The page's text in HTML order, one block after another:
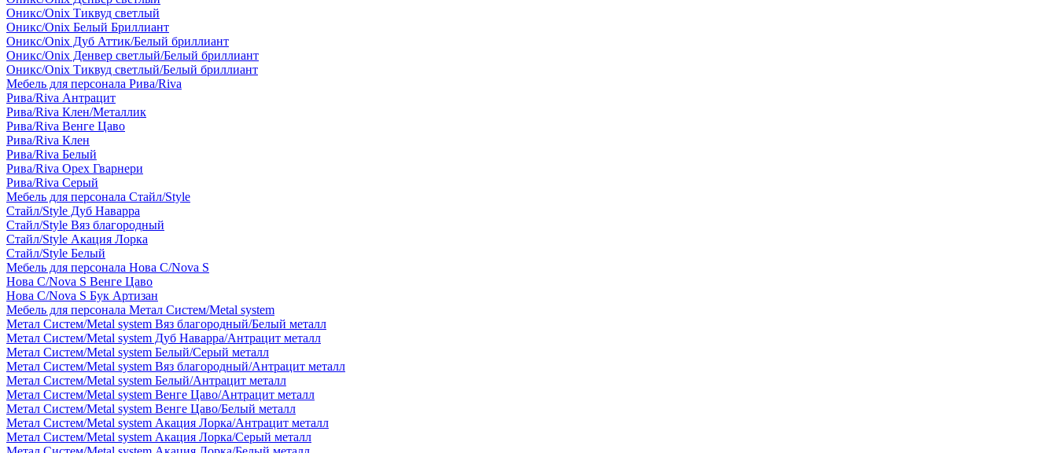
Оникс/Onix Тиквуд светлый
Оникс/Onix Белый Бриллиант
Оникс/Onix Дуб Аттик/Белый бриллиант
Оникс/Onix Денвер светлый/Белый бриллиант
Оникс/Onix Тиквуд светлый/Белый бриллиант
Мебель для персонала Рива/Riva
Рива/Riva Антрацит
Рива/Riva Клен/Металлик
Рива/Riva Венге Цаво
Рива/Riva Клен
Рива/Riva Белый
Рива/Riva Орех Гварнери
Рива/Riva Серый
Мебель для персонала Стайл/Style
Стайл/Style Дуб Наварра
Стайл/Style Вяз благородный
Стайл/Style Акация Лорка
Стайл/Style Белый
Мебель для персонала Нова С/Nova S
Нова С/Nova S Венге Цаво
Нова С/Nova S Бук Артизан
Мебель для персонала Метал Систем/Metal system
Метал Систем/Metal system Вяз благородный/Белый металл
Метал Систем/Metal system Дуб Наварра/Антрацит металл
Метал Систем/Metal system Белый/Серый металл
Метал Систем/Metal system Вяз благородный/Антрацит металл
Метал Систем/Metal system Белый/Антрацит металл
Метал Систем/Metal system Венге Цаво/Антрацит металл
Метал Систем/Metal system Венге Цаво/Белый металл
Метал Систем/Metal system Акация Лорка/Антрацит металл
Метал Систем/Metal system Акация Лорка/Серый металл